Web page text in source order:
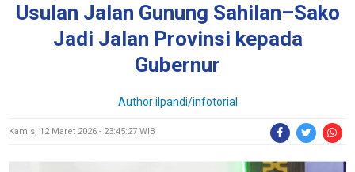
Usulan Jalan Gunung Sahilan–Sako
Jadi Jalan Provinsi kepada
Gubernur
Author ilpandi/infotorial
Kamis, 12 Maret 2026 - 23:45:27 WIB